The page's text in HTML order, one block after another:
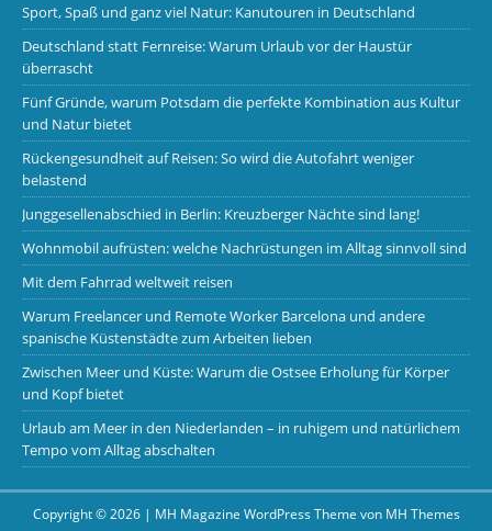
Sport, Spaß und ganz viel Natur: Kanutouren in Deutschland
Deutschland statt Fernreise: Warum Urlaub vor der Haustür
überrascht
Fünf Gründe, warum Potsdam die perfekte Kombination aus Kultur
und Natur bietet
Rückengesundheit auf Reisen: So wird die Autofahrt weniger
belastend
Junggesellenabschied in Berlin: Kreuzberger Nächte sind lang!
Wohnmobil aufrüsten: welche Nachrüstungen im Alltag sinnvoll sind
Mit dem Fahrrad weltweit reisen
Warum Freelancer und Remote Worker Barcelona und andere
spanische Küstenstädte zum Arbeiten lieben
Zwischen Meer und Küste: Warum die Ostsee Erholung für Körper
und Kopf bietet
Urlaub am Meer in den Niederlanden – in ruhigem und natürlichem
Tempo vom Alltag abschalten
Copyright © 2026 | MH Magazine WordPress Theme von MH Themes